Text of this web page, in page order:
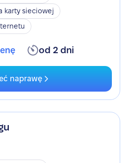
karty sieciowej
od 2 dni
naprawę